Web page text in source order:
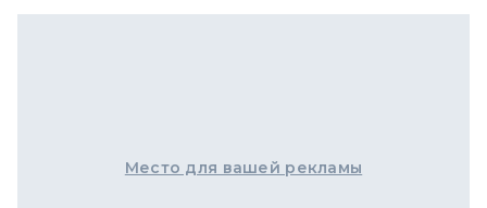
Место для вашей рекламы